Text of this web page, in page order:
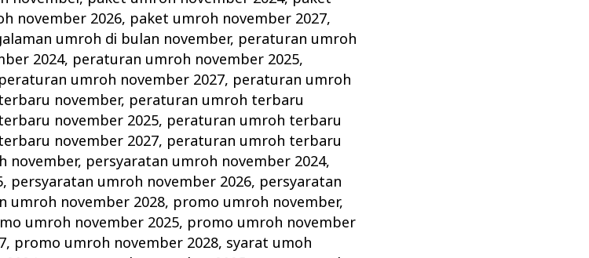
november 2026, paket umroh november 2027,
umroh di bulan november, peraturan umroh
2024, peraturan umroh november 2025,
peraturan umroh november 2027, peraturan umroh
november, peraturan umroh terbaru
november 2025, peraturan umroh terbaru
november 2027, peraturan umroh terbaru
november, persyaratan umroh november 2024,
, persyaratan umroh november 2026, persyaratan
umroh november 2028, promo umroh november,
umroh november 2025, promo umroh november
, promo umroh november 2028, syarat umoh